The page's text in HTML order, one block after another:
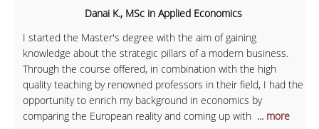
Danai K., MSc in Applied Economics
I started the Master's degree with the aim of gaining
knowledge about the strategic pillars of a modern business.
Through the course offered, in combination with the high
quality teaching by renowned professors in their field, I had the
opportunity to enrich my background in economics by
comparing the European reality and coming up with ... more